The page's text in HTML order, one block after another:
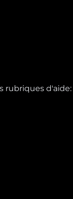
rubriques d'aide: